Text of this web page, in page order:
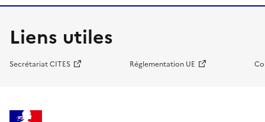
Liens utiles
Secrétariat CITES Réglementation UE